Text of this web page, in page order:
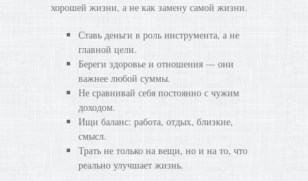
хорошей жизни, а не как замену самой жизни.
Ставь деньги в роль инструмента, а не
главной цели.
Береги здоровье и отношения — они
важнее любой суммы.
Не сравнивай себя постоянно с чужим
доходом.
Ищи баланс: работа, отдых, близкие,
смысл.
Трать не только на вещи, но и на то, что
реально улучшает жизнь.